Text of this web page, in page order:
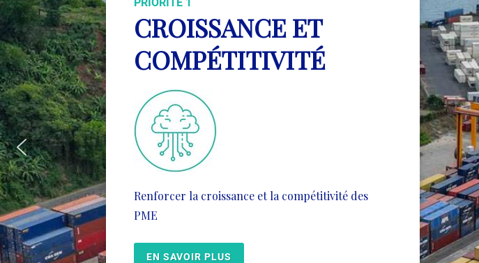
CROISSANCE ET
COMPÉTITIVITÉ
Renforcer la croissance et la compétitivité des
PME
EN SAVOIR PLUS